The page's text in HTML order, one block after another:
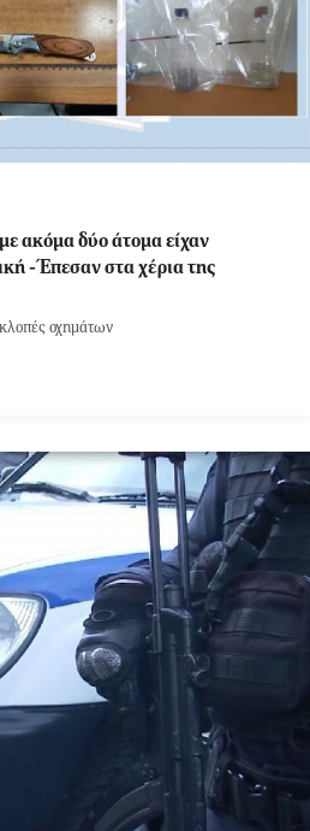
ακόμα δύο άτομα είχαν
- Έπεσαν στα χέρια της
κλοπές οχημάτων